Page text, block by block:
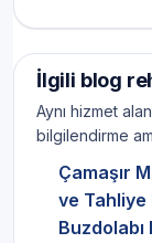
İlgili blog
Aynı hizmet
bilgilendirme
Çamaşır
ve Tahliye
Buzdolabı